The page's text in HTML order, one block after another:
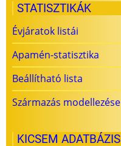
STATISZTIKÁK
Évjáratok listái
Apamén-statisztika
Beállítható lista
Származás modellezése
KICSEM ADATBÁZIS